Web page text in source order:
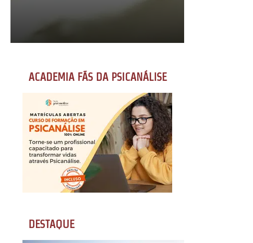
ACADEMIA FÃS DA PSICANÁLISE
DESTAQUE